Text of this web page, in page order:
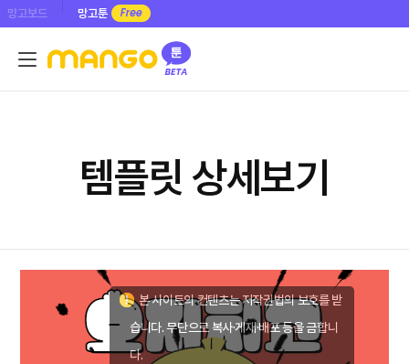
망고보드 망고툰
템플릿 상세보기
본 사이트의 컨텐츠는 저작권법의 보호를 받
습니다. 무단으로 복사·게재·배포 등을 금합니
다.